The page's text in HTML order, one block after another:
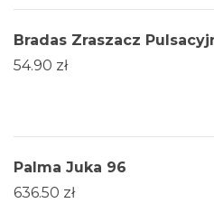
Bradas Zraszacz
54.90 zł
Palma Juka 96
636.50 zł